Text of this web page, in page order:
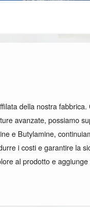
della nostra
avanzate, possiamo
e Butylamine,
i costi e garantire la
al prodotto e